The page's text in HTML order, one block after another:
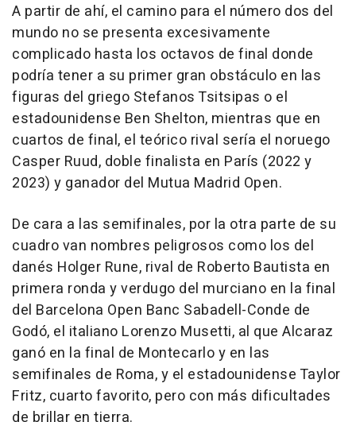
A partir de ahí, el camino para el número dos del
mundo no se presenta excesivamente
complicado hasta los octavos de final donde
podría tener a su primer gran obstáculo en las
figuras del griego Stefanos Tsitsipas o el
estadounidense Ben Shelton, mientras que en
cuartos de final, el teórico rival sería el noruego
Casper Ruud, doble finalista en París (2022 y
2023) y ganador del Mutua Madrid Open.
De cara a las semifinales, por la otra parte de su
cuadro van nombres peligrosos como los del
danés Holger Rune, rival de Roberto Bautista en
primera ronda y verdugo del murciano en la final
del Barcelona Open Banc Sabadell-Conde de
Godó, el italiano Lorenzo Musetti, al que Alcaraz
ganó en la final de Montecarlo y en las
semifinales de Roma, y el estadounidense Taylor
Fritz, cuarto favorito, pero con más dificultades